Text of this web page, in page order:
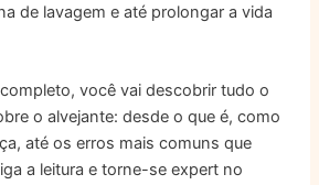
de lavagem e até prolongar a vida
você vai descobrir tudo o
o alvejante: desde o que é, como
até os erros mais comuns que
a leitura e torne-se expert no